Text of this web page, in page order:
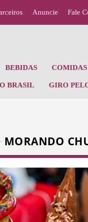
Anuncie Fale
BEBIDAS COMIDAS
BRASIL GIRO
MORANDO